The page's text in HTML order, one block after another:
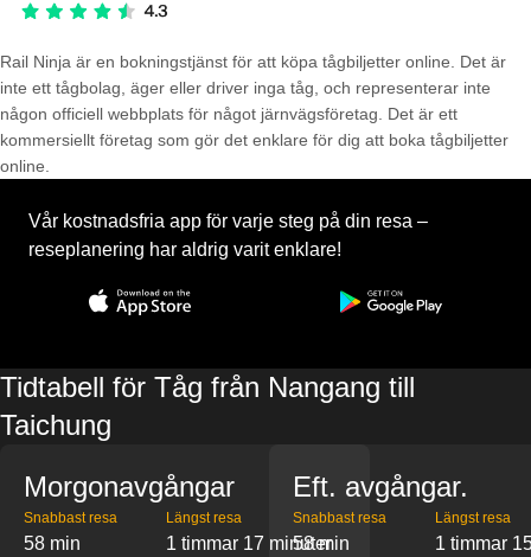
Rail Ninja är en bokningstjänst för att köpa tågbiljetter online. Det är
inte ett tågbolag, äger eller driver inga tåg, och representerar inte
någon officiell webbplats för något järnvägsföretag. Det är ett
kommersiellt företag som gör det enklare för dig att boka tågbiljetter
online.
Vår kostnadsfria app för varje steg på din resa –
reseplanering har aldrig varit enklare!
Tidtabell för Tåg från Nangang till
Taichung
Morgonavgångar
Snabbast resa
58 min
Längst resa
1 timmar 17 minuter
Eft. avgångar.
Snabbast resa
58 min
Längst resa
1 timmar